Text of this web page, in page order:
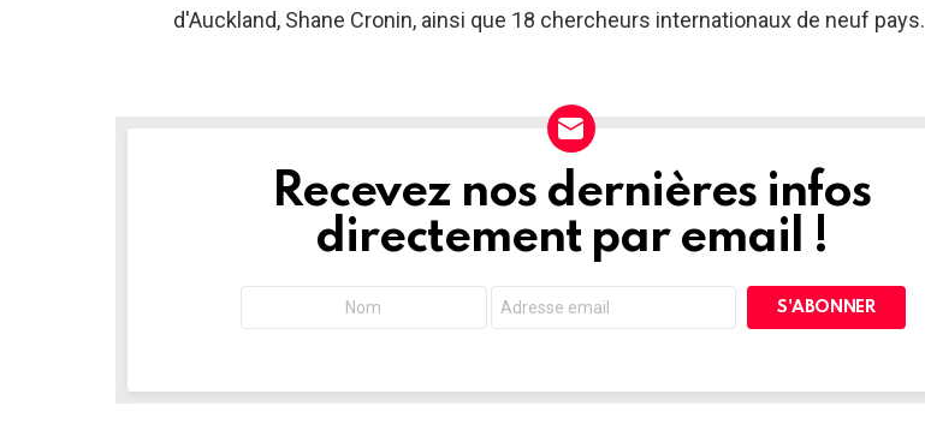
d'Auckland, Shane Cronin, ainsi que 18 chercheurs internationaux de neuf pays.
NEWSLETTERRecevez nos dernières infos
directement par email !